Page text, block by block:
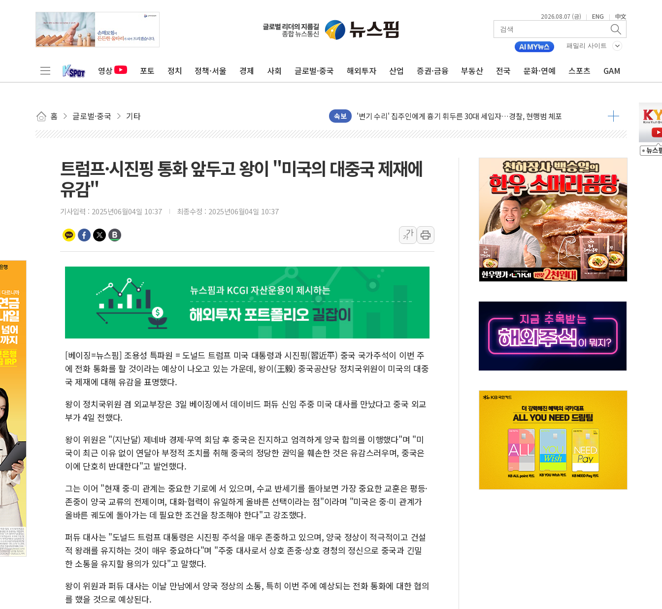
2026.08.07 (금) | ENG | 中文
패밀리 사이트
영상 포토 정치 정책·서울 경제 사회 글로벌·중국 해외투자 산업 증권·금융 부동산 전국 문화·연예 스포츠 GAM
홈 글로벌·중국 기타 속보
태국 학교서 중학생 총기 난사...최소 7명 사망
40.2도 찍은 서울 등 폭염중대경보 해제…누적 온열질환자 2872명
신세계사이먼 '대구 프리미엄 아울렛' 건립 '본궤도'
李대통령, 호우 피해 경북 안동·의성 특별재난지역 선포
워트, 상반기 영업이익 30억원
프롬바이오, 10일 거래 재개…"재무구조 개편"
아바코, 2분기 매출 120억원
랩지노믹스 "디엑솜과 美 암 진단 분야 독점 라이선스 계약"
보로노이, 폐암 치료제 'VRN11' 캐나다 IND 신청
푸본현대생명, 육군 3군단과 군 장병 금융교육·전역 지원 협약
교보생명, '교보K-맞춤건강보험' 6개월 배타적사용권 획득
벼랑 끝 선 '동전주' 무더기 상폐 위기…관리종목 우려 지정예고 총 63개
1순위보다 낮은 특별공급 경쟁률… 실수요자 관심
컴투스 '제우스: 오만의 신' 26일 출시, 유저의 캐릭터가 AI로 플레이한다
네이버 클립, 시청 만으로 혜택 얻는 피드코인 이벤트 진행
트럼프·시진핑 통화 앞두고 왕이 "미국의 대중국 제재에
유감"
기사입력 : 2025년06월04일 10:37 최종수정 : 2025년06월04일 10:37
가
가
[베이징=뉴스핌] 조용성 특파원 = 도널드 트럼프 미국 대통령과 시진핑(習近平) 중국 국가주석이 이번 주
에 전화 통화를 할 것이라는 예상이 나오고 있는 가운데, 왕이(王毅) 중국공산당 정치국위원이 미국의 대중
국 제재에 대해 유감을 표명했다.
왕이 정치국위원 겸 외교부장은 3일 베이징에서 데이비드 퍼듀 신임 주중 미국 대사를 만났다고 중국 외교
부가 4일 전했다.
왕이 위원은 "(지난달) 제네바 경제·무역 회담 후 중국은 진지하고 엄격하게 양국 합의를 이행했다"며 "미
국이 최근 이유 없이 연달아 부정적 조치를 취해 중국의 정당한 권익을 훼손한 것은 유감스러우며, 중국은
이에 단호히 반대한다"고 발언했다.
그는 이어 "현재 중·미 관계는 중요한 기로에 서 있으며, 수교 반세기를 돌아보면 가장 중요한 교훈은 평등·
존중이 양국 교류의 전제이며, 대화·협력이 유일하게 올바른 선택이라는 점"이라며 "미국은 중·미 관계가
올바른 궤도에 돌아가는 데 필요한 조건을 창조해야 한다"고 강조했다.
퍼듀 대사는 "도널드 트럼프 대통령은 시진핑 주석을 매우 존중하고 있으며, 양국 정상이 적극적이고 건설
적 왕래를 유지하는 것이 매우 중요하다"며 "주중 대사로서 상호 존중·상호 경청의 정신으로 중국과 긴밀
한 소통을 유지할 용의가 있다"고 말했다.
왕이 위원과 퍼듀 대사는 이날 만남에서 양국 정상의 소통, 특히 이번 주에 예상되는 전화 통화에 대한 협의
를 했을 것으로 예상된다.